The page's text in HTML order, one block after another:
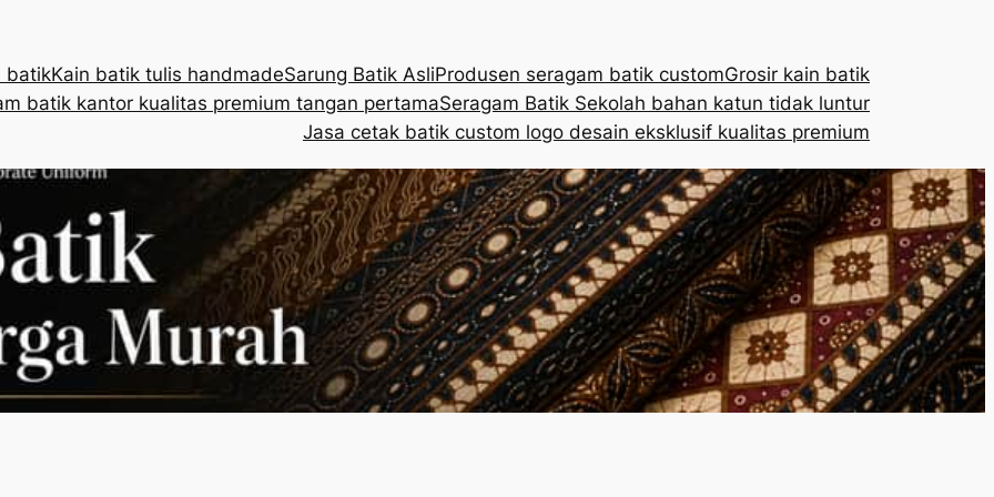
batikKain batik tulis handmadeSarung Batik AsliProdusen seragam batik customGrosir kain batik
batik kantor kualitas premium tangan pertamaSeragam Batik Sekolah bahan katun tidak luntur
Jasa cetak batik custom logo desain eksklusif kualitas premium